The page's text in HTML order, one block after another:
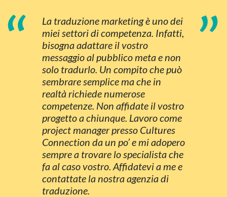
“
La traduzione marketing è uno dei
miei settori di competenza. Infatti,
bisogna adattare il vostro
messaggio al pubblico meta e non
solo tradurlo. Un compito che può
sembrare semplice ma che in
realtà richiede numerose
competenze. Non affidate il vostro
progetto a chiunque. Lavoro come
project manager presso Cultures
Connection da un po’ e mi adopero
sempre a trovare lo specialista che
fa al caso vostro. Affidatevi a me e
contattate la nostra agenzia di
traduzione.
”